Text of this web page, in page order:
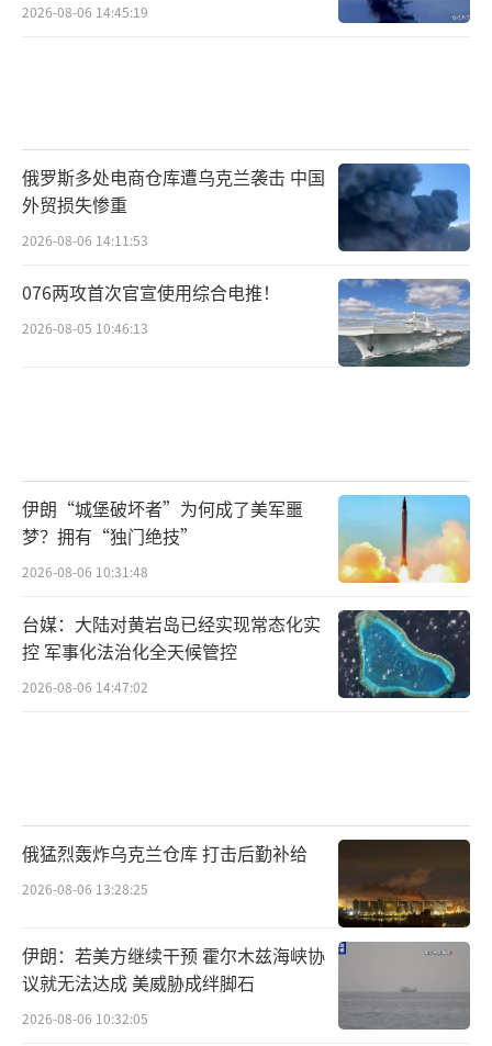
2026-08-06 14:45:19
俄罗斯多处电商仓库遭乌克兰袭击 中国
外贸损失惨重
2026-08-06 14:11:53
076两攻首次官宣使用综合电推！
2026-08-05 10:46:13
伊朗“城堡破坏者”为何成了美军噩
梦？拥有“独门绝技”
2026-08-06 10:31:48
台媒：大陆对黄岩岛已经实现常态化实
控 军事化法治化全天候管控
2026-08-06 14:47:02
俄猛烈轰炸乌克兰仓库 打击后勤补给
2026-08-06 13:28:25
伊朗：若美方继续干预 霍尔木兹海峡协
议就无法达成 美威胁成绊脚石
2026-08-06 10:32:05